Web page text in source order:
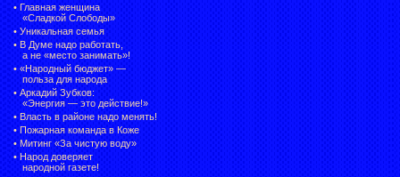
• Главная женщина
«Сладкой Слободы»
• Уникальная семья
• В Думе надо работать,
а не «место занимать»!
• «Народный бюджет» —
польза для народа
• Аркадий Зубков:
«Энергия — это действие!»
• Власть в районе надо менять!
• Пожарная команда в Коже
• Митинг «За чистую воду»
• Народ доверяет
народной газете!